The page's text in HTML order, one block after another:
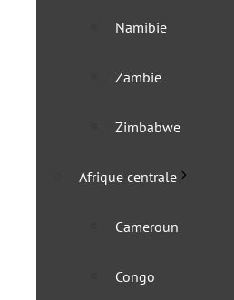
Namibie
Zambie
Zimbabwe
Afrique centrale
Cameroun
Congo